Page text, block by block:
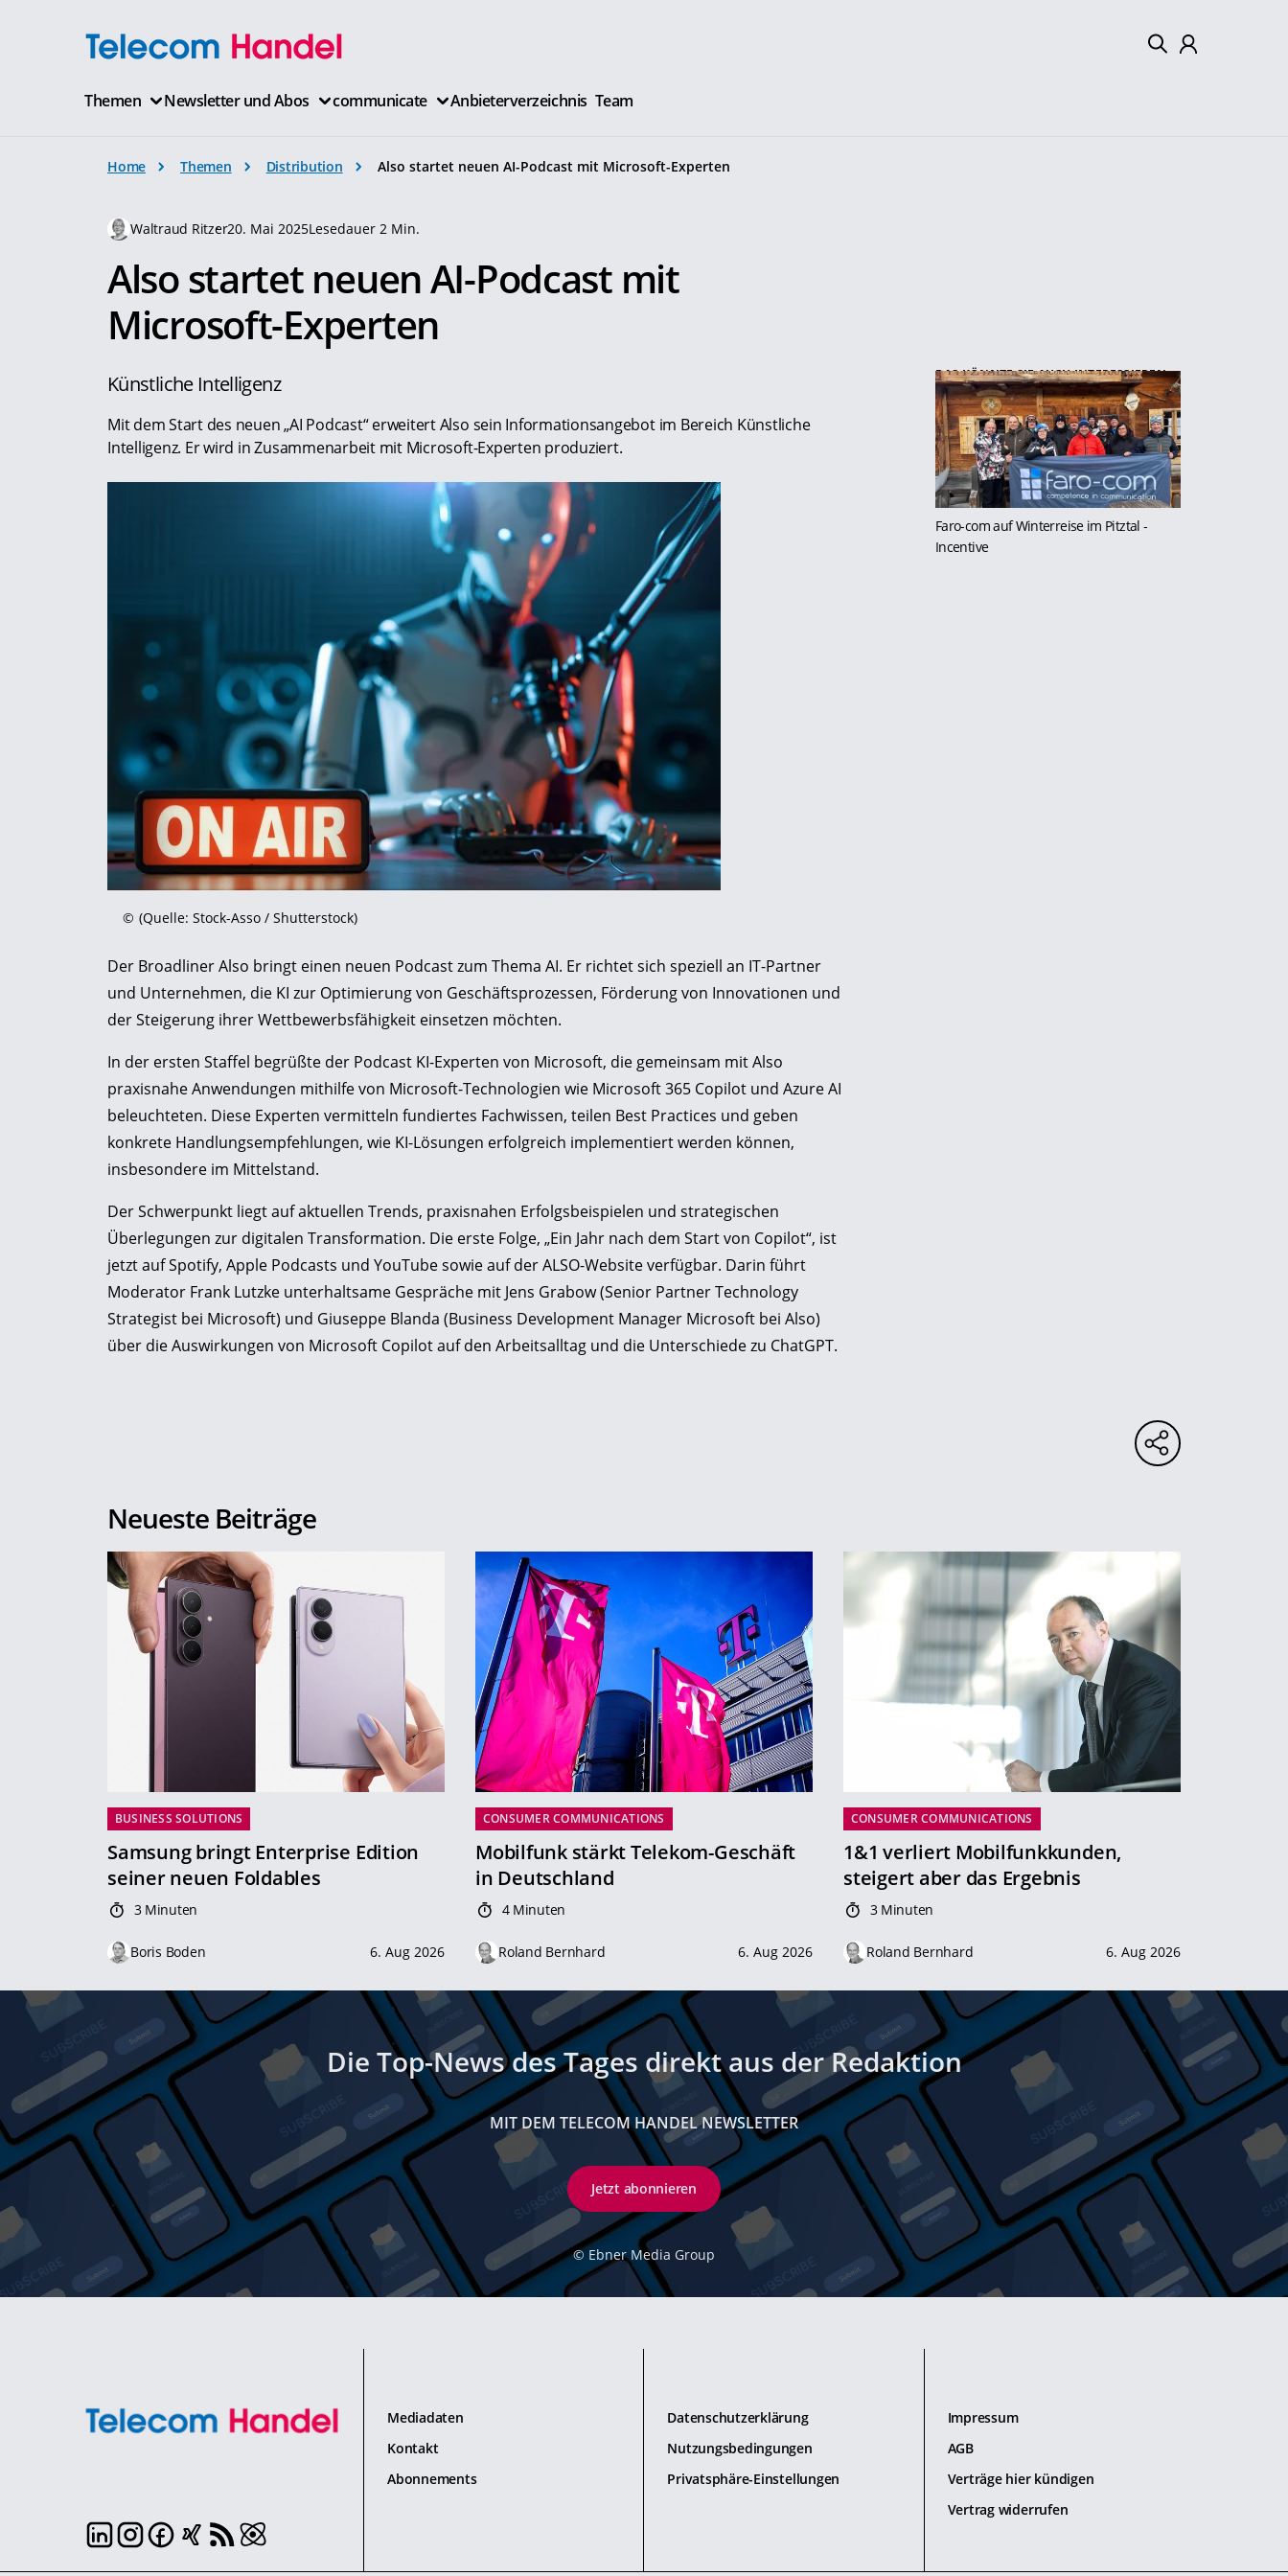
Themen Newsletter und Abos communicate Anbieterverzeichnis Team
Home Themen Distribution Also startet neuen AI-Podcast mit Microsoft-Experten
Waltraud Ritzer20. Mai 2025Lesedauer 2 Min.
Also startet neuen AI-Podcast mit
Microsoft-Experten
Künstliche Intelligenz
Mit dem Start des neuen „AI Podcast“ erweitert Also sein Informationsangebot im Bereich Künstliche
Intelligenz. Er wird in Zusammenarbeit mit Microsoft-Experten produziert.
© (Quelle: Stock-Asso / Shutterstock)
Der Broadliner Also bringt einen neuen Podcast zum Thema AI. Er richtet sich speziell an IT-Partner
und Unternehmen, die KI zur Optimierung von Geschäftsprozessen, Förderung von Innovationen und
der Steigerung ihrer Wettbewerbsfähigkeit einsetzen möchten.
In der ersten Staffel begrüßte der Podcast KI-Experten von Microsoft, die gemeinsam mit Also
praxisnahe Anwendungen mithilfe von Microsoft-Technologien wie Microsoft 365 Copilot und Azure AI
beleuchteten. Diese Experten vermitteln fundiertes Fachwissen, teilen Best Practices und geben
konkrete Handlungsempfehlungen, wie KI-Lösungen erfolgreich implementiert werden können,
insbesondere im Mittelstand.
Der Schwerpunkt liegt auf aktuellen Trends, praxisnahen Erfolgsbeispielen und strategischen
Überlegungen zur digitalen Transformation. Die erste Folge, „Ein Jahr nach dem Start von Copilot“, ist
jetzt auf Spotify, Apple Podcasts und YouTube sowie auf der ALSO-Website verfügbar. Darin führt
Moderator Frank Lutzke unterhaltsame Gespräche mit Jens Grabow (Senior Partner Technology
Strategist bei Microsoft) und Giuseppe Blanda (Business Development Manager Microsoft bei Also)
über die Auswirkungen von Microsoft Copilot auf den Arbeitsalltag und die Unterschiede zu ChatGPT.
DAS KÖNNTE SIE AUCH INTERESSIEREN:
Faro-com auf Winterreise im Pitztal -
Incentive
Neueste Beiträge
BUSINESS SOLUTIONS
Samsung bringt Enterprise Edition
seiner neuen Foldables
3 Minuten
Boris Boden 6. Aug 2026
CONSUMER COMMUNICATIONS
Mobilfunk stärkt Telekom-Geschäft
in Deutschland
4 Minuten
Roland Bernhard 6. Aug 2026
CONSUMER COMMUNICATIONS
1&1 verliert Mobilfunkkunden,
steigert aber das Ergebnis
3 Minuten
Roland Bernhard 6. Aug 2026
Die Top-News des Tages direkt aus der Redaktion
MIT DEM TELECOM HANDEL NEWSLETTER
Jetzt abonnieren
© Ebner Media Group
Mediadaten
Kontakt
Abonnements
Datenschutzerklärung
Nutzungsbedingungen
Privatsphäre-Einstellungen
Impressum
AGB
Verträge hier kündigen
Vertrag widerrufen